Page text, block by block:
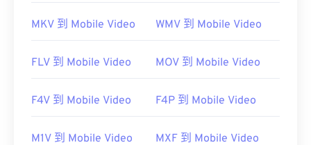
初始發布：1995
https://docs.microsoft.com/en-
MKV 到 Mobile Video WMV 到 Mobile Video
FLV 到 Mobile Video MOV 到 Mobile Video
F4V 到 Mobile Video F4P 到 Mobile Video
M1V 到 Mobile Video MXF 到 Mobile Video